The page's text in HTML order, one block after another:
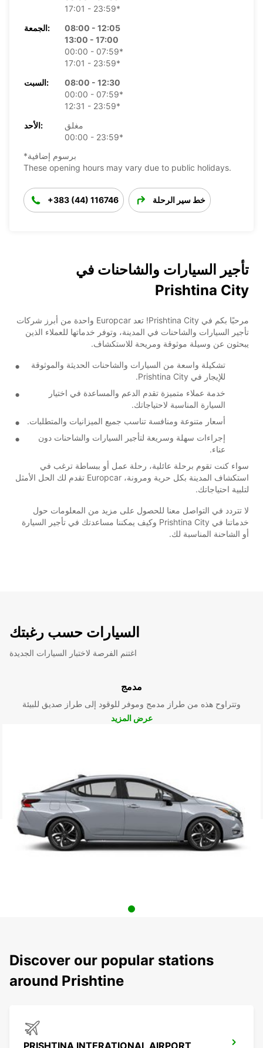
17:01 - 23:59*
الجمعة:
08:00 - 12:05
13:00 - 17:00
00:00 - 07:59*
17:01 - 23:59*
السبت:
08:00 - 12:30
00:00 - 07:59*
12:31 - 23:59*
الأحد:
مغلق
00:00 - 23:59*
*برسوم إضافية
These opening hours may vary due to public holidays.
+383 (44) 116746 خط سير الرحلة
تأجير السيارات والشاحنات في
Prishtina City
مرحبًا بكم في Prishtina City! تعد Europcar واحدة من أبرز شركات
تأجير السيارات والشاحنات في المدينة، وتوفر خدماتها للعملاء الذين
يبحثون عن وسيلة موثوقة ومريحة للاستكشاف.
تشكيلة واسعة من السيارات والشاحنات الحديثة والموثوقة
للإيجار في Prishtina City.
خدمة عملاء متميزة تقدم الدعم والمساعدة في اختيار
السيارة المناسبة لاحتياجاتك.
أسعار متنوعة ومنافسة تناسب جميع الميزانيات والمتطلبات.
إجراءات سهلة وسريعة لتأجير السيارات والشاحنات دون
عناء.
سواء كنت تقوم برحلة عائلية، رحلة عمل أو ببساطة ترغب في
استكشاف المدينة بكل حرية ومرونة، Europcar تقدم لك الحل الأمثل
لتلبية احتياجاتك.
لا تتردد في التواصل معنا للحصول على مزيد من المعلومات حول
خدماتنا في Prishtina City وكيف يمكننا مساعدتك في تأجير السيارة
أو الشاحنة المناسبة لك.
السيارات حسب رغبتك
اغتنم الفرصة لاختبار السيارات الجديدة
مدمج
وتتراوح هذه من طراز مدمج وموفر للوقود إلى طراز صديق للبيئة
عرض المزيد
Discover our popular stations
around Prishtine